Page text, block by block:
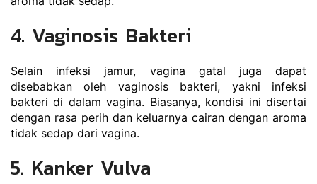
4. Vaginosis Bakteri
Selain infeksi jamur, vagina gatal juga dapat
disebabkan oleh vaginosis bakteri, yakni infeksi
bakteri di dalam vagina. Biasanya, kondisi ini disertai
dengan rasa perih dan keluarnya cairan dengan aroma
tidak sedap dari vagina.
5. Kanker Vulva